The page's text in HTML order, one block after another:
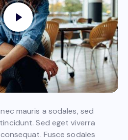
mauris a sodales, sed
Sed eget viverra
Fusce sodales